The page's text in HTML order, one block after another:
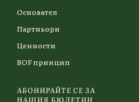
Основател
Партньори
Ценности
BOF принцип
АБОНИРАЙТЕ СЕ ЗА
НАШИЯ БЮЛЕТИН